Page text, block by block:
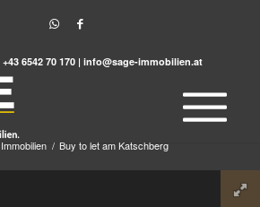
+43 6542 70 170 | info@sage-immobilien.at
Immobilien / Buy to let am Katschberg